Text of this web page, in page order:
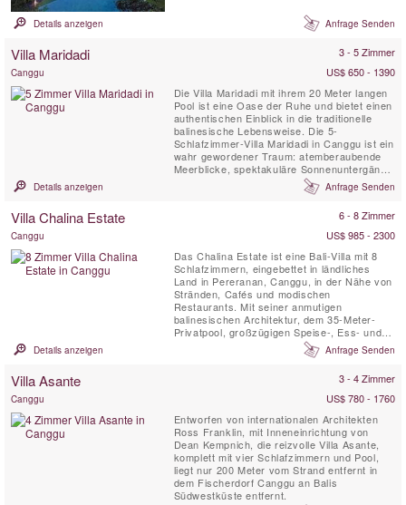
Villa Avalon III mit einem Schlafzimmer. Jede
Villa befindet sich in einem wunderschön
Details anzeigen Anfrage Senden
Villa Maridadi 3 - 5 Zimmer
Canggu
US$ 650 - 1390
Die Villa Maridadi mit ihrem 20 Meter langen
Pool ist eine Oase der Ruhe und bietet einen
authentischen Einblick in die traditionelle
balinesische Lebensweise. Die 5-
Schlafzimmer-Villa Maridadi in Canggu ist ein
wahr gewordener Traum: atemberaubende
Meerblicke, spektakuläre Sonnenuntergänge
und luxuriöses Open-Air-Wohnen inmitten
von üppig grünen Reisfeldern und sanft
Maridadi liegt nur wenige Meter von den
schwarzen Sandstränden von Cemagi...
Details anzeigen Anfrage Senden
Villa Chalina Estate 6 - 8 Zimmer
Canggu
US$ 985 - 2300
Das Chalina Estate ist eine Bali-Villa mit 8
Schlafzimmern, eingebettet in ländliches
Land in Pereranan, Canggu, in der Nähe von
Stränden, Cafés und modischen
Restaurants. Mit seiner anmutigen
balinesischen Architektur, dem 35-Meter-
Privatpool, großzügigen Speise-, Ess- und
Unterhaltungsbereichen, Vollzeitpersonal und
Koch, seiner Nähe zu Balis Hotspots und
Anwesen eine der begehrtesten Villen von
Canggu für Familien. Retreats und...
Details anzeigen Anfrage Senden
Villa Asante 3 - 4 Zimmer
Canggu
US$ 780 - 1760
Entworfen von internationalen Architekten
Ross Franklin, mit Inneneinrichtung von
Dean Kempnich, die reizvolle Villa Asante,
komplett mit vier Schlafzimmern und Pool,
liegt nur 200 Meter vom Strand entfernt in
dem Fischerdorf Canggu an Balis
Südwestküste entfernt.